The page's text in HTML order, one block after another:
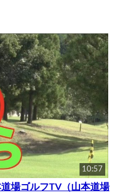
10:57
場ゴルフTV（山本道場